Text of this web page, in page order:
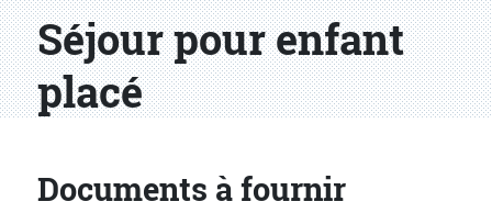
Séjour pour enfant
placé
Documents à fournir